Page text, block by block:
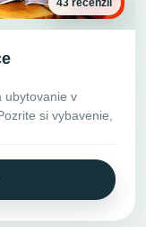
ubytovanie v
si vybavenie,